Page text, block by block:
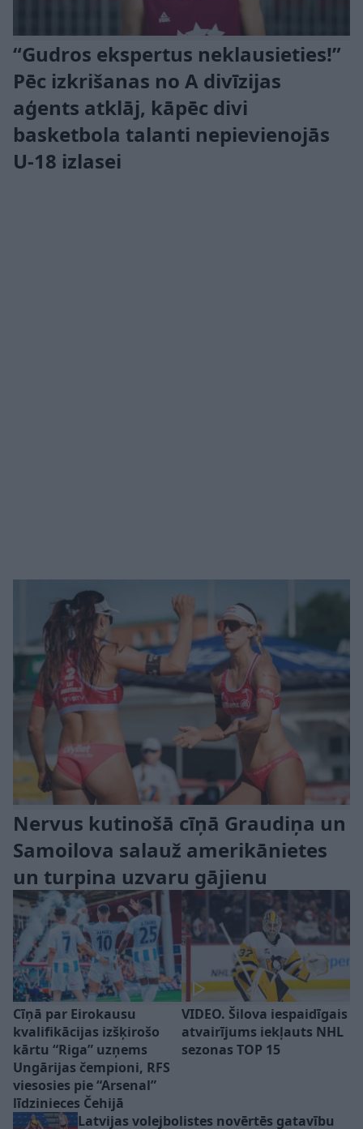
“Gudros ekspertus neklausieties!”
Pēc izkrišanas no A divīzijas
aģents atklāj, kāpēc divi
basketbola talanti nepievienojās
U-18 izlasei
Nervus kutinošā cīņā Graudiņa un
Samoilova salauž amerikānietes
un turpina uzvaru gājienu
Cīņā par Eirokausu
kvalifikācijas izšķirošo
kārtu “Riga” uzņems
Ungārijas čempioni, RFS
viesosies pie “Arsenal”
līdzinieces Čehijā
VIDEO. Šilova iespaidīgais
atvairījums iekļauts NHL
sezonas TOP 15
Latvijas volejbolistes novērtēs gatavību